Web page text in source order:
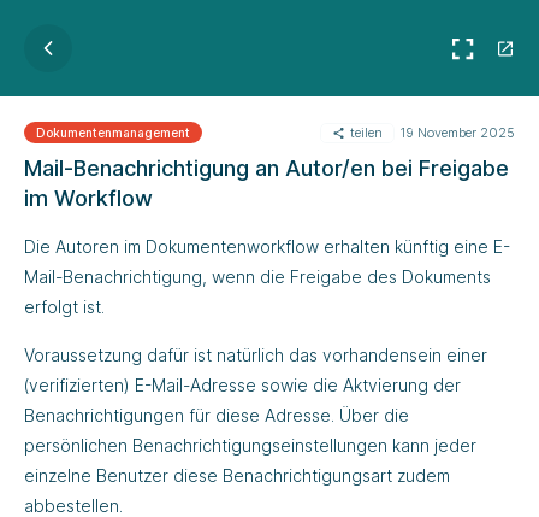
Dokumenten­manage­ment teilen 19 November 2025
Mail-Benachrichtigung an Autor/en bei Freigabe
im Workflow
Die Autoren im Dokumentenworkflow erhalten künftig eine E-
Mail-Benachrichtigung, wenn die Freigabe des Dokuments
erfolgt ist.
Voraussetzung dafür ist natürlich das vorhandensein einer
(verifizierten) E-Mail-Adresse sowie die Aktvierung der
Benachrichtigungen für diese Adresse. Über die
persönlichen Benachrichtigungseinstellungen kann jeder
einzelne Benutzer diese Benachrichtigungsart zudem
abbestellen.